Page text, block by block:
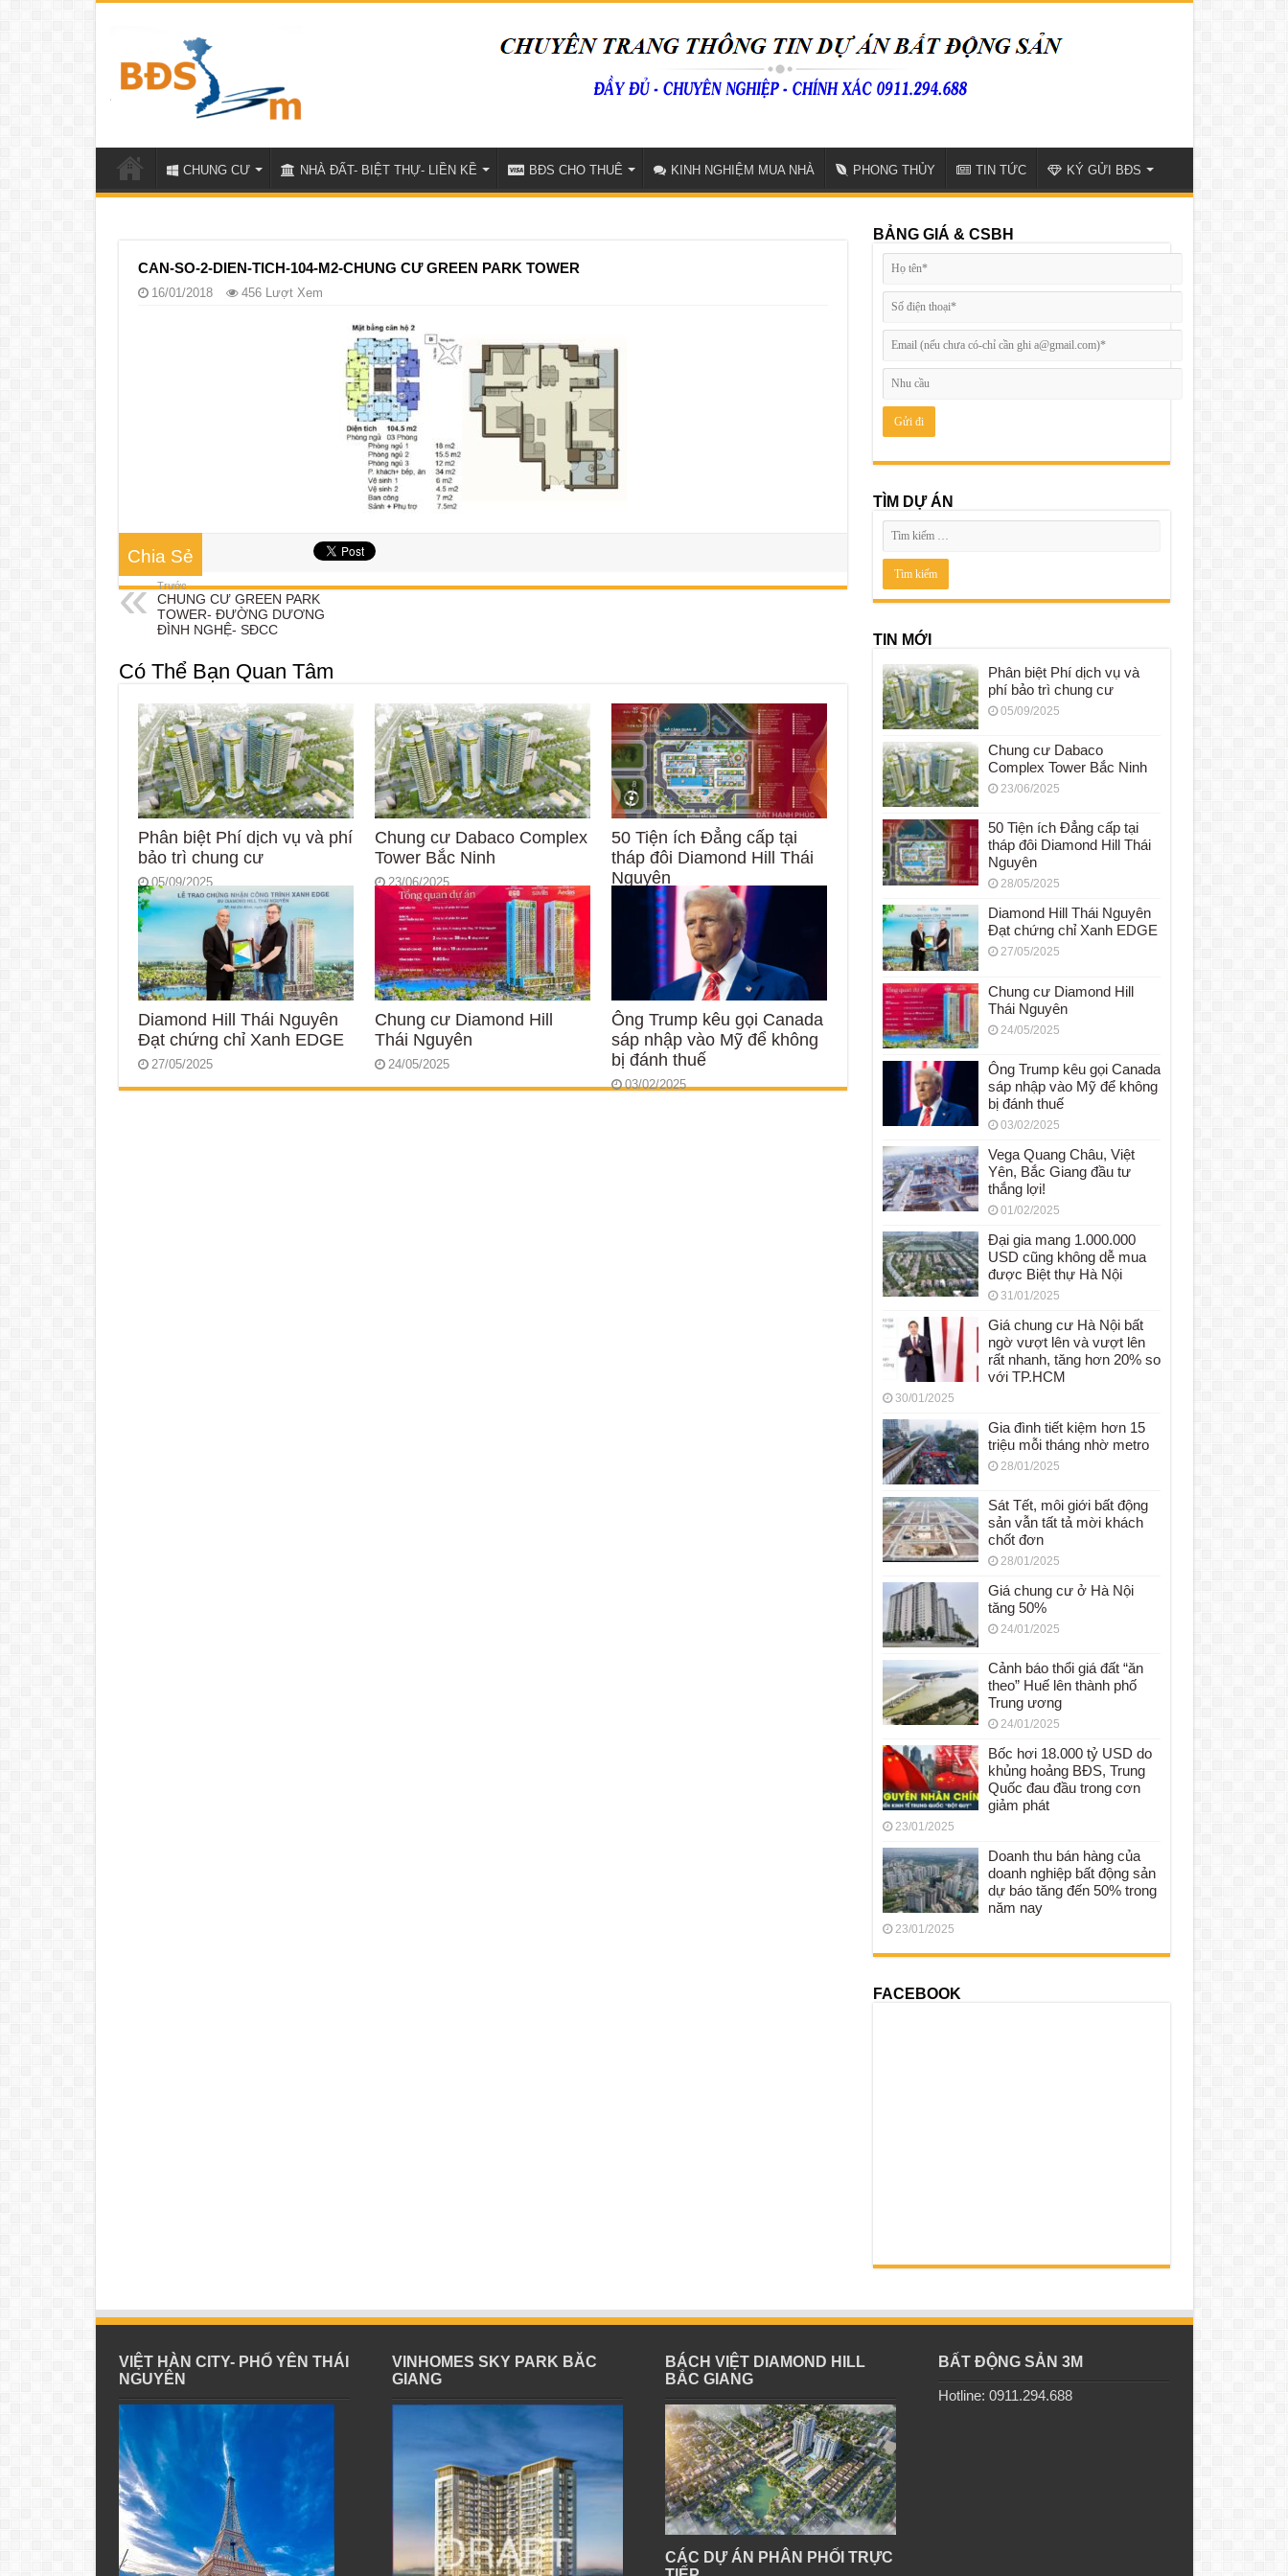
CHUNG CƯ NHÀ ĐẤT- BIỆT THỰ- LIỀN KỀ BĐS CHO THUÊ KINH NGHIỆM MUA NHÀ PHONG THỦY TIN TỨC KÝ GỬI BĐS
CAN-SO-2-DIEN-TICH-104-M2-CHUNG CƯ GREEN PARK TOWER
16/01/2018 456 Lượt Xem
Chia Sẻ
Trước
CHUNG CƯ GREEN PARK
TOWER- ĐƯỜNG DƯƠNG
ĐÌNH NGHỆ- SĐCC
Có Thể Bạn Quan Tâm
Phân biệt Phí dịch vụ và phí
bảo trì chung cư
05/09/2025
Chung cư Dabaco Complex
Tower Bắc Ninh
23/06/2025
50 Tiện ích Đẳng cấp tại
tháp đôi Diamond Hill Thái
Nguyên
28/05/2025
Diamond Hill Thái Nguyên
Đạt chứng chỉ Xanh EDGE
27/05/2025
Chung cư Diamond Hill
Thái Nguyên
24/05/2025
Ông Trump kêu gọi Canada
sáp nhập vào Mỹ để không
bị đánh thuế
03/02/2025
BẢNG GIÁ & CSBH
TÌM DỰ ÁN
TIN MỚI
Phân biệt Phí dịch vụ và
phí bảo trì chung cư
05/09/2025
Chung cư Dabaco
Complex Tower Bắc Ninh
23/06/2025
50 Tiện ích Đẳng cấp tại
tháp đôi Diamond Hill Thái
Nguyên
28/05/2025
Diamond Hill Thái Nguyên
Đạt chứng chỉ Xanh EDGE
27/05/2025
Chung cư Diamond Hill
Thái Nguyên
24/05/2025
Ông Trump kêu gọi Canada
sáp nhập vào Mỹ để không
bị đánh thuế
03/02/2025
Vega Quang Châu, Việt
Yên, Bắc Giang đầu tư
thắng lợi!
01/02/2025
Đại gia mang 1.000.000
USD cũng không dễ mua
được Biệt thự Hà Nội
31/01/2025
Giá chung cư Hà Nội bất
ngờ vượt lên và vượt lên
rất nhanh, tăng hơn 20% so
với TP.HCM
30/01/2025
Gia đình tiết kiệm hơn 15
triệu mỗi tháng nhờ metro
28/01/2025
Sát Tết, môi giới bất động
sản vẫn tất tả mời khách
chốt đơn
28/01/2025
Giá chung cư ở Hà Nội
tăng 50%
24/01/2025
Cảnh báo thổi giá đất “ăn
theo” Huế lên thành phố
Trung ương
24/01/2025
Bốc hơi 18.000 tỷ USD do
khủng hoảng BĐS, Trung
Quốc đau đầu trong cơn
giảm phát
23/01/2025
Doanh thu bán hàng của
doanh nghiệp bất động sản
dự báo tăng đến 50% trong
năm nay
23/01/2025
FACEBOOK
VIỆT HÀN CITY- PHỔ YÊN THÁI
NGUYÊN
VINHOMES SKY PARK BĂC
GIANG
BÁCH VIỆT DIAMOND HILL
BẮC GIANG
CÁC DỰ ÁN PHÂN PHỐI TRỰC
BẤT ĐỘNG SẢN 3M
Hotline: 0911.294.688